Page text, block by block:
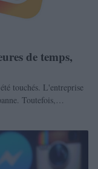
de temps,
touchés. L'entreprise
Toutefois,…